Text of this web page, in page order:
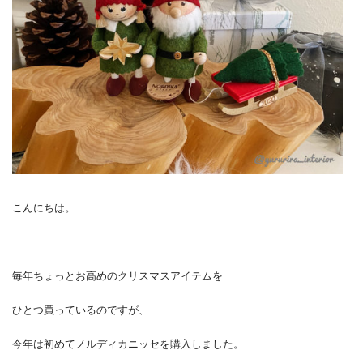
こんにちは。
毎年ちょっとお高めのクリスマスアイテムを
ひとつ買っているのですが、
今年は初めてノルディカニッセを購入しました。